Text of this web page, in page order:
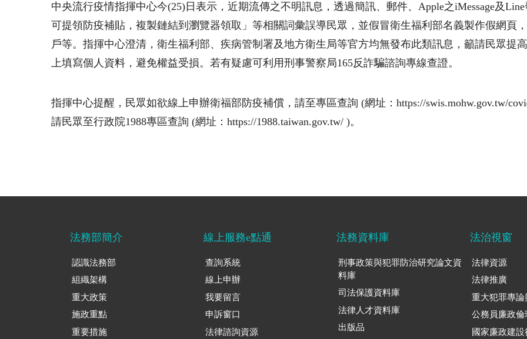
中央流行疫情指揮中心今(25)日表示，近期流傳之不明訊息，透過簡訊、郵件、Apple之iMessage及
可提領防疫補貼，複製鏈結到瀏覽器領取」等相關詞彙誤導民眾，並假冒衛生福利部名義製作假網頁
戶等。指揮中心澄清，衛生福利部、疾病管制署及地方衛生局等官方均無發布此類訊息，籲請民眾提
上填寫個人資料，避免權益受損。若有疑慮可利用刑事警察局165反詐騙諮詢專線查證。
指揮中心提醒，民眾如欲線上申辦衛福部防疫補償，請至專區查詢 (網址：https://swis.mohw.gov.tw/
請民眾至行政院1988專區查詢 (網址：https://1988.taiwan.gov.tw/ )。
法務部簡介
認識法務部
組織架構
重大政策
施政重點
重要措施
線上服務e點通
查詢系統
線上申辦
我要留言
申訴窗口
法律諮詢資源
法務資料庫
刑事政策與犯罪防治研究論文資
料庫
司法保護資料庫
法律人才資料庫
出版品
法治視窗
法律資源
法律推廣
重大犯罪專論
公務員廉政倫
國家廉政建設